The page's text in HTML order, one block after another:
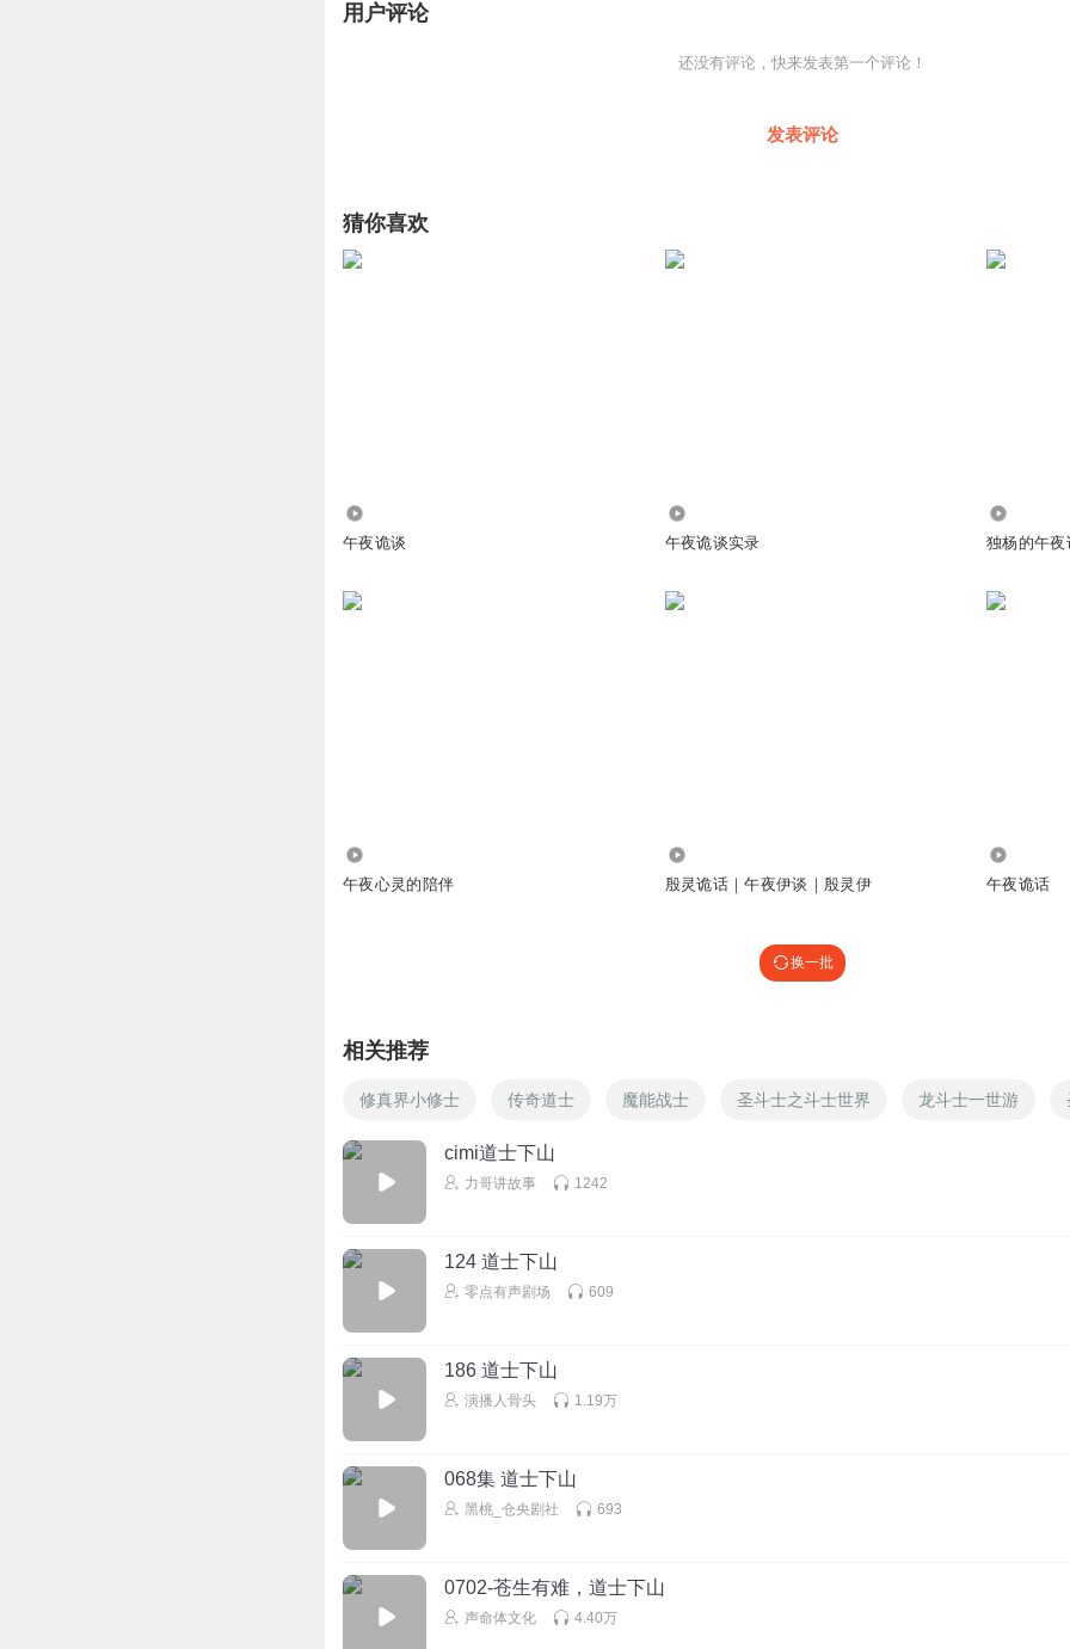
用户评论
还没有评论，快来发表第一个评论！
发表评论
猜你喜欢
午夜诡谈 午夜诡谈实录 独杨的午夜
午夜心灵的陪伴 殷灵诡话｜午夜伊谈｜殷灵伊 午夜诡话
换一批
相关推荐
修真界小修士 传奇道士 魔能战士 圣斗士之斗士世界 龙斗士一世游
cimi道士下山
力哥讲故事 1242
124 道士下山
零点有声剧场 609
186 道士下山
演播人骨头 1.19万
068集 道士下山
黑桃_仓央剧社 693
0702-苍生有难，道士下山
声命体文化 4.40万